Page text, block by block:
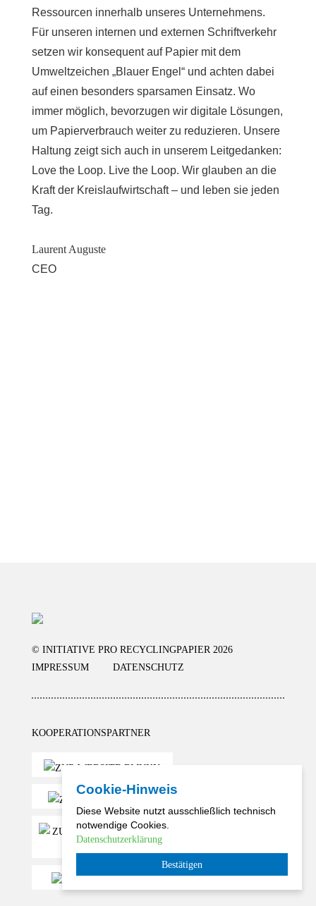
Ressourcen innerhalb unseres Unternehmens.
Für unseren internen und externen Schriftverkehr
setzen wir konsequent auf Papier mit dem
Umweltzeichen „Blauer Engel“ und achten dabei
auf einen besonders sparsamen Einsatz. Wo
immer möglich, bevorzugen wir digitale Lösungen,
um Papierverbrauch weiter zu reduzieren. Unsere
Haltung zeigt sich auch in unserem Leitgedanken:
Love the Loop. Live the Loop. Wir glauben an die
Kraft der Kreislaufwirtschaft – und leben sie jeden
Tag.
Laurent Auguste
CEO
© INITIATIVE PRO RECYCLINGPAPIER 2026
IMPRESSUM
DATENSCHUTZ
KOOPERATIONSPARTNER
Cookie-Hinweis
Diese Website nutzt ausschließlich technisch
notwendige Cookies.
Datenschutzerklärung
Bestätigen